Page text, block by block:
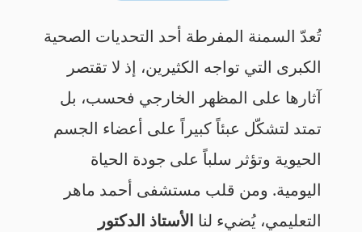
تُعدّ السمنة المفرطة أحد التحديات الصحية
الكبرى التي تواجه الكثيرين، إذ لا تقتصر
آثارها على المظهر الخارجي فحسب، بل
تمتد لتشكّل عبئاً كبيراً على أعضاء الجسم
الحيوية وتؤثر سلباً على جودة الحياة
اليومية. ومن قلب مستشفى أحمد ماهر
التعليمي، يُضيء لنا الأستاذ الدكتور